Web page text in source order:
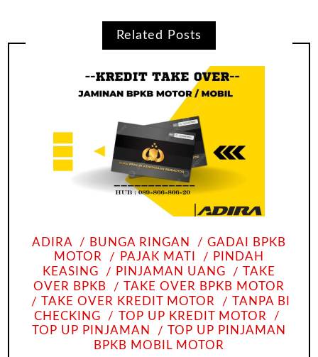
Related Posts
ADIRA BUNGA RINGAN
GADAI BPKB
MOTOR
PAJAK MATI
PINDAH
KEASING
PINJAMAN UANG
TAKE
OVER BPKB
TAKE OVER BPKB MOTOR
TAKE OVER KREDIT MOTOR
TANPA BI
CHECKING
TOP UP KREDIT MOTOR
TOP UP PINJAMAN
TOP UP PINJAMAN
BPKB MOBIL MOTOR